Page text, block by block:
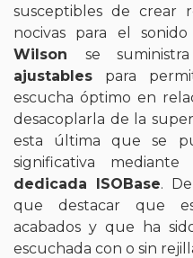
susceptibles de crear
nocivas para el
Wilson se
ajustables para
escucha óptimo en
desacoplarla de la
esta última que se
significativa
dedicada ISOBase.
que destacar que
acabados y que ha
escuchada con o sin